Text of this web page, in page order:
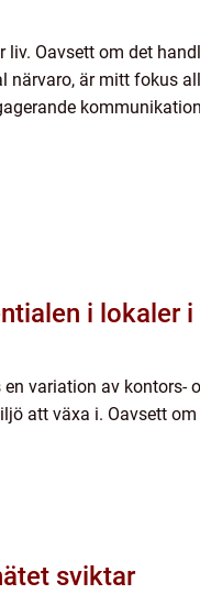
Oavsett om det
närvaro, är mitt fokus
i lokaler i
variation av kontors-
att växa i. Oavsett
när nätet sviktar